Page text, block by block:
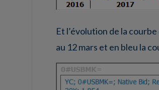
Et l’évolution de la
au 12 mars et en bleu la